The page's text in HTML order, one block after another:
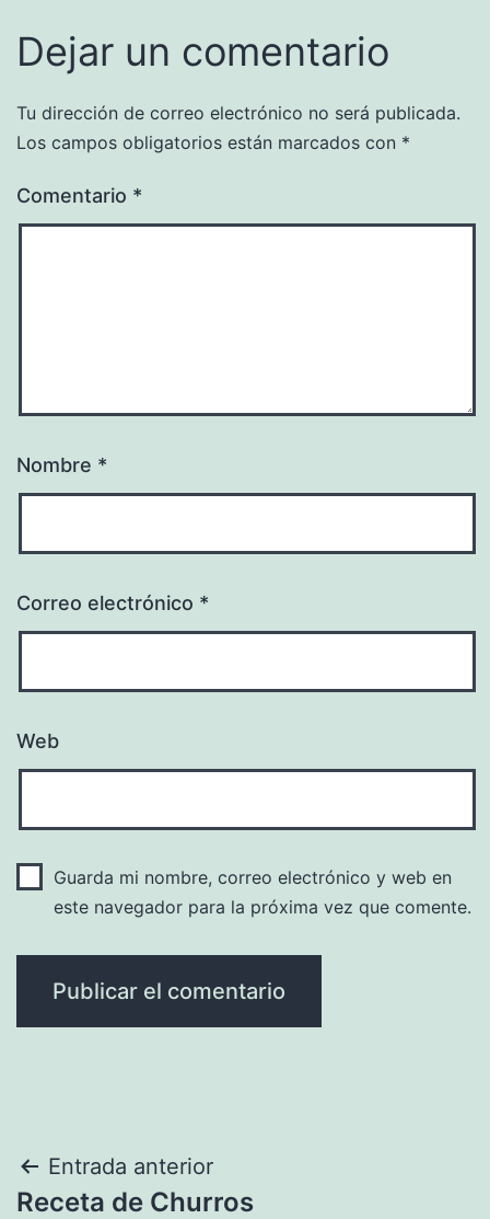
Dejar un comentario
Tu dirección de correo electrónico no será publicada.
Los campos obligatorios están marcados con *
Comentario *
Nombre *
Correo electrónico *
Web
Guarda mi nombre, correo electrónico y web en
este navegador para la próxima vez que comente.
Navegación
Entrada anterior
Receta de Churros